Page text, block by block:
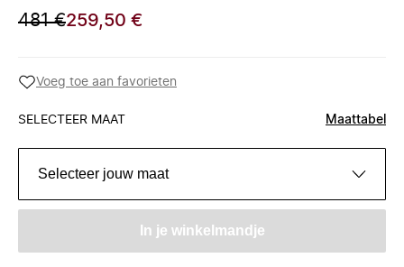
481 €259,50 €
Voeg toe aan favorieten
SELECTEER MAAT Maattabel
Selecteer jouw maat
In je winkelmandje